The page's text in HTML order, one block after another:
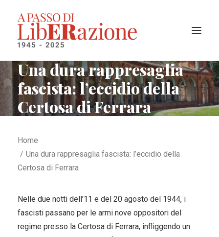
Il progetto
I territori liberati
La cronologia
Ricerca
Una dura rappresaglia
fascista: l’eccidio della
Certosa di Ferrara
Home
Una dura rappresaglia fascista: l’eccidio della
Certosa di Ferrara
Nelle due notti dell’11 e del 20 agosto del 1944, i
fascisti passano per le armi nove oppositori del
regime presso la Certosa di Ferrara, infliggendo un